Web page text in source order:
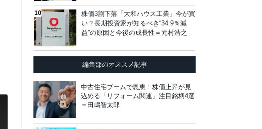
株価3割下落「大和ハウス工業」今が買
い？長期投資家が知るべき“34.9％減
益”の原因と今後の成長性＝元村浩之
編集部のオススメ記事
中古住宅ブームで恩恵！株価上昇が見
込める「リフォーム関連」注目銘柄4選
＝田嶋智太郎